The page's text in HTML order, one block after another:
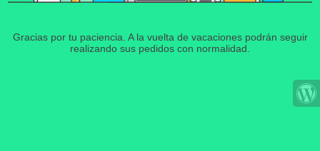
Gracias por tu paciencia. A la vuelta de vacaciones podrán seguir
realizando sus pedidos con normalidad.